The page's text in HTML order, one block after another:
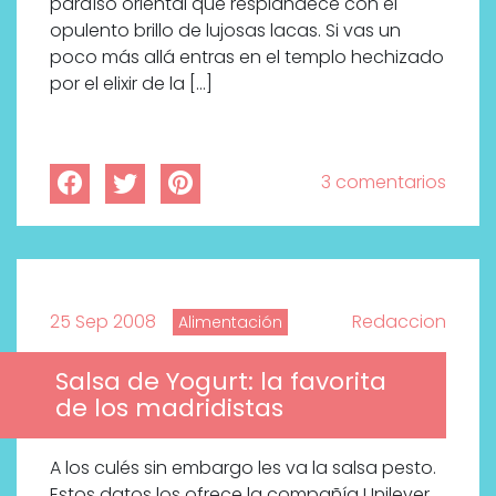
opulento brillo de lujosas lacas. Si vas un
poco más allá entras en el templo hechizado
por el elixir de la […]
3 comentarios
25 Sep 2008 Alimentación Redaccion
Salsa de Yogurt: la favorita
de los madridistas
A los culés sin embargo les va la salsa pesto.